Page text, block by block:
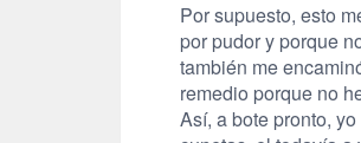
Por supuesto, esto
por pudor y porque
también me
remedio porque no
Así, a bote pronto,